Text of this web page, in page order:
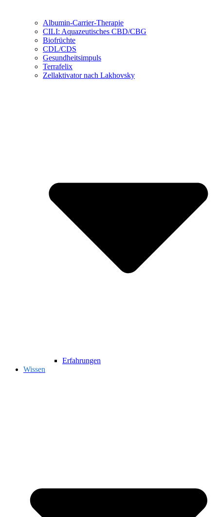
Albumin-Carrier-Therapie
CILI: Aquazeutisches CBD/CBG
Biofrüchte
CDL/CDS
Gesundheitsimpuls
Terrafelix
Zellaktivator nach Lakhovsky
Erfahrungen
Wissen